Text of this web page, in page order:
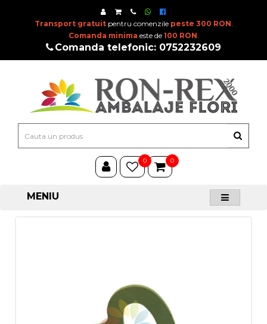
Transport gratuitpentru comenzile peste 300 RON.
Comanda minima este de 100 RON.
Comanda telefonic: 0752232609
0 0
MENIU